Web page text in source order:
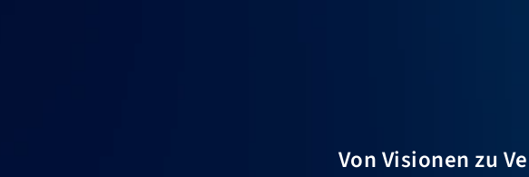
Von Visionen zu